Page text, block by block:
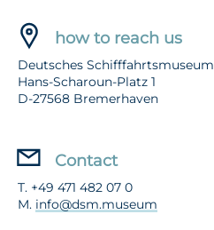
how to reach us
Deutsches Schifffahrtsmuseum
Hans-Scharoun-Platz 1
D-27568 Bremerhaven
Contact
T. +49 471 482 07 0
M. info@dsm.museum